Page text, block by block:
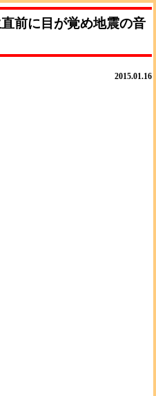
前に目が覚め地震の音
2015.01.16